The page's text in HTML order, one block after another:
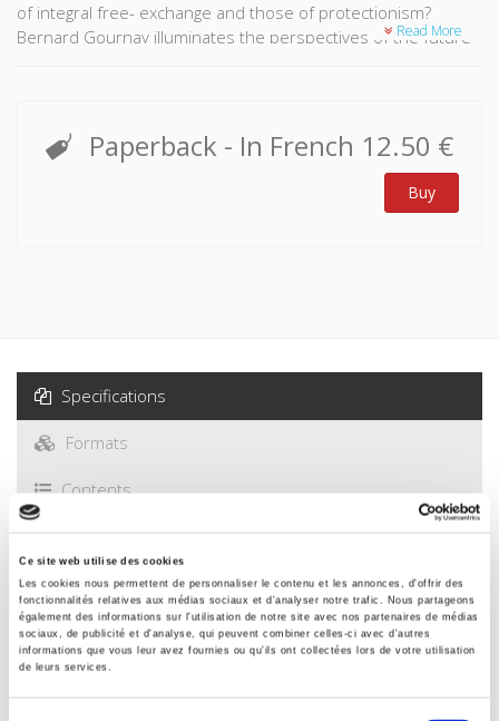
Ce site web utilise des cookies
Les cookies nous permettent de personnaliser le contenu et les annonces, d'offrir des
fonctionnalités relatives aux médias sociaux et d'analyser notre trafic. Nous partageons
également des informations sur l'utilisation de notre site avec nos partenaires de médias
sociaux, de publicité et d'analyse, qui peuvent combiner celles-ci avec d'autres
informations que vous leur avez fournies ou qu'ils ont collectées lors de votre utilisation
de leurs services.
of integral free- exchange and those of protectionism?
Bernard Gournay illuminates the perspectives of the future
Read More
Paperback - In French 12.50 €
Buy
Specifications
Formats
Contents
Specifications
Publisher
Presses de Sciences Po